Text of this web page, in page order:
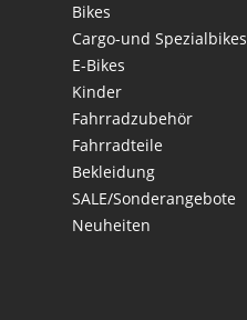
Bikes
Cargo-und Spezialbikes
E-Bikes
Kinder
Fahrradzubehör
Fahrradteile
Bekleidung
SALE/Sonderangebote
Neuheiten